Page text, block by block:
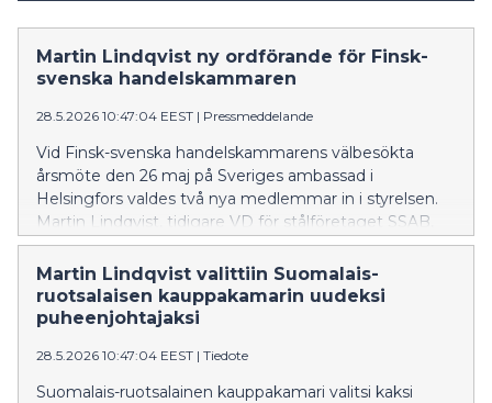
Martin Lindqvist ny ordförande för Finsk-
svenska handelskammaren
28.5.2026 10:47:04 EEST | Pressmeddelande
Vid Finsk-svenska handelskammarens välbesökta
årsmöte den 26 maj på Sveriges ambassad i
Helsingfors valdes två nya medlemmar in i styrelsen.
Martin Lindqvist, tidigare VD för stålföretaget SSAB,
nu ordförande i Swiss Steel Holding och
styrelsemedlem i bland annat Skanska, SCA, och
Indutrade, tar över ordförandeklubban. Till ny
styrelseledamot utsågs Karin Johansson, vice VD och
Näringsliv.
Martin Lindqvist valittiin Suomalais-
ruotsalaisen kauppakamarin uudeksi
puheenjohtajaksi
28.5.2026 10:47:04 EEST | Tiedote
Suomalais-ruotsalainen kauppakamari valitsi kaksi